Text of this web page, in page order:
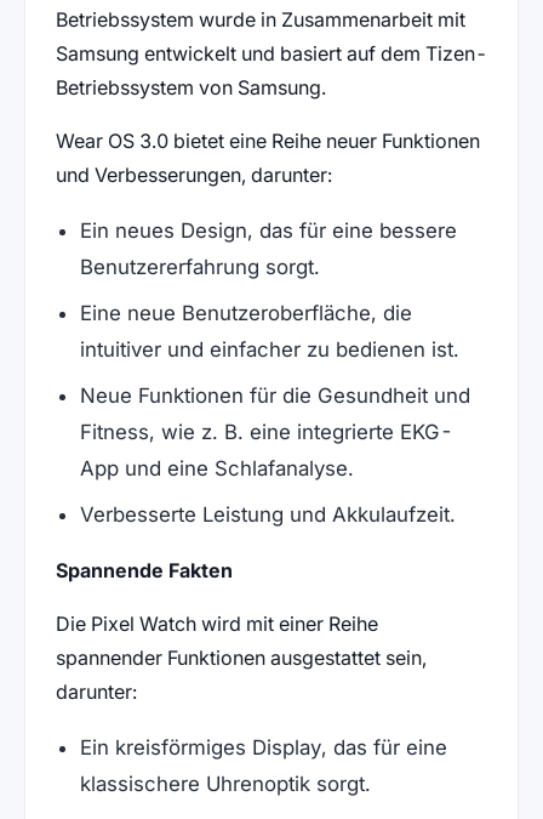
Betriebssystem wurde in Zusammenarbeit mit
Samsung entwickelt und basiert auf dem Tizen-
Betriebssystem von Samsung.
Wear OS 3.0 bietet eine Reihe neuer Funktionen
und Verbesserungen, darunter:
Ein neues Design, das für eine bessere
Benutzererfahrung sorgt.
Eine neue Benutzeroberfläche, die
intuitiver und einfacher zu bedienen ist.
Neue Funktionen für die Gesundheit und
Fitness, wie z. B. eine integrierte EKG-
App und eine Schlafanalyse.
Verbesserte Leistung und Akkulaufzeit.
Spannende Fakten
Die Pixel Watch wird mit einer Reihe
spannender Funktionen ausgestattet sein,
darunter:
Ein kreisförmiges Display, das für eine
klassischere Uhrenoptik sorgt.